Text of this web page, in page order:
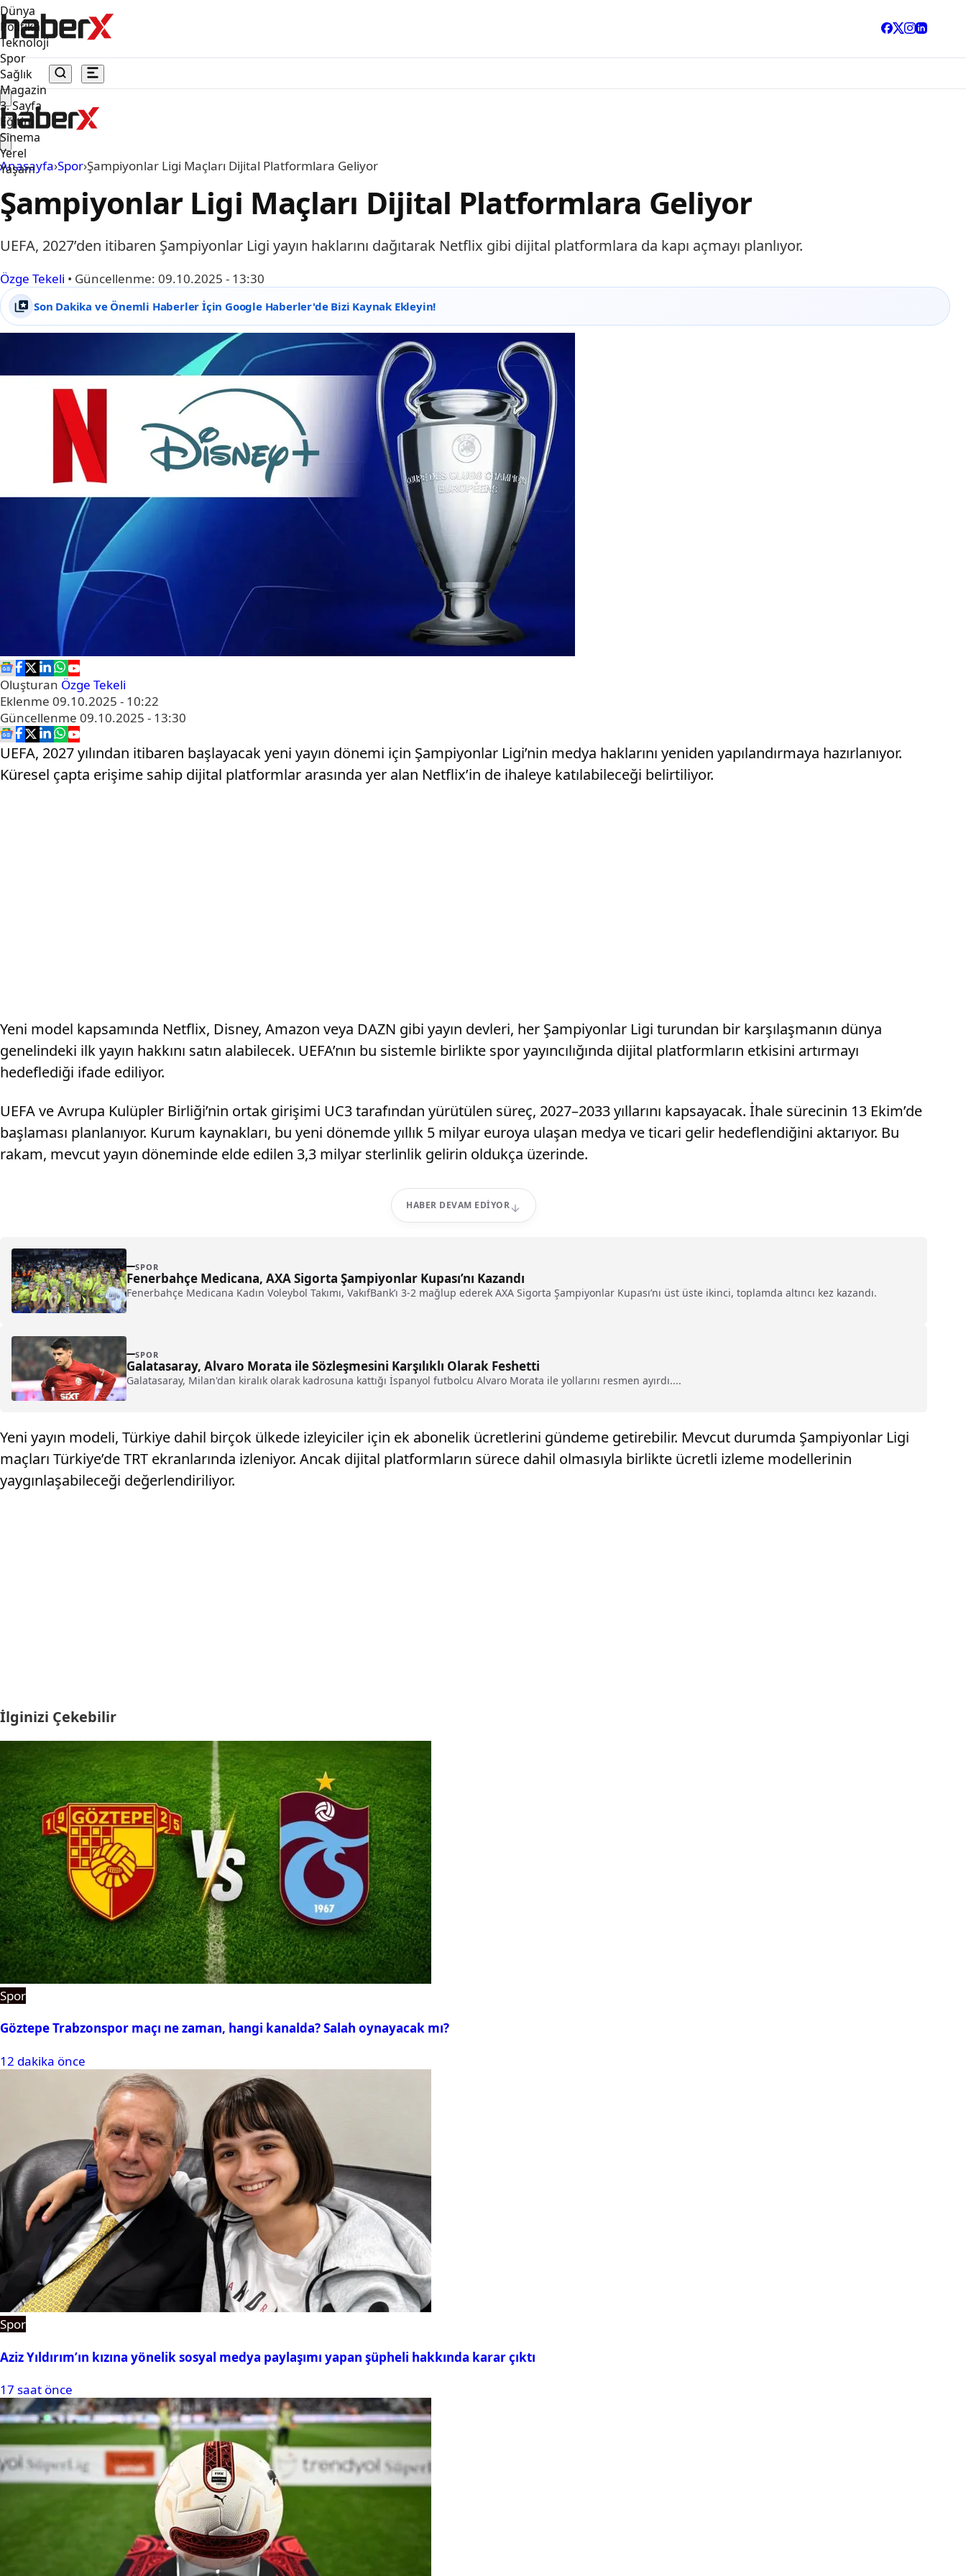
Dünya
Politika
Teknoloji
Spor
Sağlık
Magazin
3. Sayfa
Eğitim
Sinema
Yerel
Yaşam
Anasayfa›Spor›Şampiyonlar Ligi Maçları Dijital Platformlara Geliyor
Şampiyonlar Ligi Maçları Dijital Platformlara Geliyor
UEFA, 2027’den itibaren Şampiyonlar Ligi yayın haklarını dağıtarak Netflix gibi dijital platformlara da kapı açmayı planlıyor.
Özge Tekeli • Güncellenme: 09.10.2025 - 13:30
Son Dakika ve Önemli Haberler İçin Google Haberler'de Bizi Kaynak Ekleyin!
Oluşturan Özge Tekeli
Eklenme 09.10.2025 - 10:22
Güncellenme 09.10.2025 - 13:30
UEFA, 2027 yılından itibaren başlayacak yeni yayın dönemi için Şampiyonlar Ligi’nin medya haklarını yeniden yapılandırmaya hazırlanıyor.
Küresel çapta erişime sahip dijital platformlar arasında yer alan Netflix’in de ihaleye katılabileceği belirtiliyor.
Yeni model kapsamında Netflix, Disney, Amazon veya DAZN gibi yayın devleri, her Şampiyonlar Ligi turundan bir karşılaşmanın dünya
genelindeki ilk yayın hakkını satın alabilecek. UEFA’nın bu sistemle birlikte spor yayıncılığında dijital platformların etkisini artırmayı
hedeflediği ifade ediliyor.
UEFA ve Avrupa Kulüpler Birliği’nin ortak girişimi UC3 tarafından yürütülen süreç, 2027–2033 yıllarını kapsayacak. İhale sürecinin 13 Ekim’de
başlaması planlanıyor. Kurum kaynakları, bu yeni dönemde yıllık 5 milyar euroya ulaşan medya ve ticari gelir hedeflendiğini aktarıyor. Bu
rakam, mevcut yayın döneminde elde edilen 3,3 milyar sterlinlik gelirin oldukça üzerinde.
HABER DEVAM EDIYOR
SPOR
Fenerbahçe Medicana, AXA Sigorta Şampiyonlar Kupası’nı Kazandı
Fenerbahçe Medicana Kadın Voleybol Takımı, VakıfBank’ı 3-2 mağlup ederek AXA Sigorta Şampiyonlar Kupası’nı üst üste ikinci, toplamda altıncı kez kazandı.
SPOR
Galatasaray, Alvaro Morata ile Sözleşmesini Karşılıklı Olarak Feshetti
Galatasaray, Milan'dan kiralık olarak kadrosuna kattığı İspanyol futbolcu Alvaro Morata ile yollarını resmen ayırdı....
Yeni yayın modeli, Türkiye dahil birçok ülkede izleyiciler için ek abonelik ücretlerini gündeme getirebilir. Mevcut durumda Şampiyonlar Ligi
maçları Türkiye’de TRT ekranlarında izleniyor. Ancak dijital platformların sürece dahil olmasıyla birlikte ücretli izleme modellerinin
yaygınlaşabileceği değerlendiriliyor.
İlginizi Çekebilir
Spor
Göztepe Trabzonspor maçı ne zaman, hangi kanalda? Salah oynayacak mı?
12 dakika önce
Spor
Aziz Yıldırım’ın kızına yönelik sosyal medya paylaşımı yapan şüpheli hakkında karar çıktı
17 saat önce